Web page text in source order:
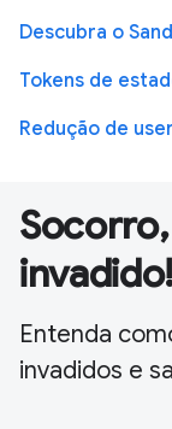
Descubra o
Tokens de
Redução de
Entenda
invadidos e